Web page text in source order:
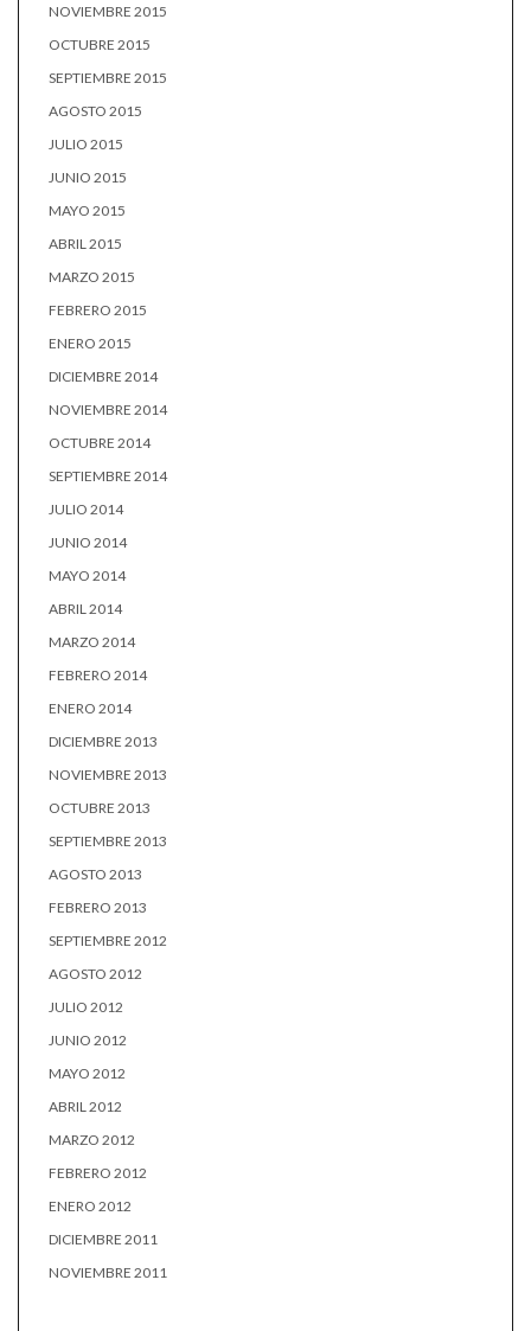
NOVIEMBRE 2015
OCTUBRE 2015
SEPTIEMBRE 2015
AGOSTO 2015
JULIO 2015
JUNIO 2015
MAYO 2015
ABRIL 2015
MARZO 2015
FEBRERO 2015
ENERO 2015
DICIEMBRE 2014
NOVIEMBRE 2014
OCTUBRE 2014
SEPTIEMBRE 2014
JULIO 2014
JUNIO 2014
MAYO 2014
ABRIL 2014
MARZO 2014
FEBRERO 2014
ENERO 2014
DICIEMBRE 2013
NOVIEMBRE 2013
OCTUBRE 2013
SEPTIEMBRE 2013
AGOSTO 2013
FEBRERO 2013
SEPTIEMBRE 2012
AGOSTO 2012
JULIO 2012
JUNIO 2012
MAYO 2012
ABRIL 2012
MARZO 2012
FEBRERO 2012
ENERO 2012
DICIEMBRE 2011
NOVIEMBRE 2011